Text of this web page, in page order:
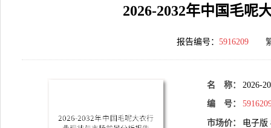
2026-2032年中国毛呢
报告编号： 5916209
名 称： 2026-
编 号：
市场价： 电子版